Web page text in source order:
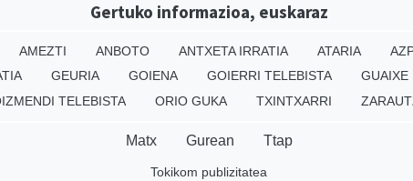
Gertuko informazioa, euskaraz
AMEZTI ANBOTO ANTXETA IRRATIA ATARIA
GEURIA GOIENA GOIERRI TELEBISTA GUAIXE
TELEBISTA ORIO GUKA TXINTXARRI
Matx Gurean Ttap
Tokikom publizitatea